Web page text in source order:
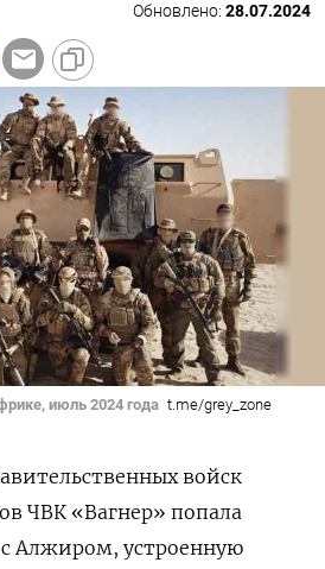
Обновлено: 28.07.2024
июль 2024 года t.me/grey_zone
войск
ЧВК «Вагнер» попала
с Алжиром, устроенную